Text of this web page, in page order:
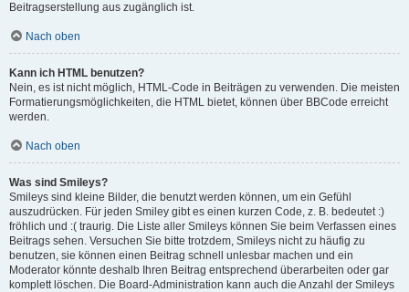
Beitragserstellung aus zugänglich ist.
Nach oben
Kann ich HTML benutzen?
Nein, es ist nicht möglich, HTML-Code in Beiträgen zu verwenden. Die meisten
Formatierungsmöglichkeiten, die HTML bietet, können über BBCode erreicht
werden.
Nach oben
Was sind Smileys?
Smileys sind kleine Bilder, die benutzt werden können, um ein Gefühl
auszudrücken. Für jeden Smiley gibt es einen kurzen Code, z. B. bedeutet :)
fröhlich und :( traurig. Die Liste aller Smileys können Sie beim Verfassen eines
Beitrags sehen. Versuchen Sie bitte trotzdem, Smileys nicht zu häufig zu
benutzen, sie können einen Beitrag schnell unlesbar machen und ein
Moderator könnte deshalb Ihren Beitrag entsprechend überarbeiten oder gar
komplett löschen. Die Board-Administration kann auch die Anzahl der Smileys